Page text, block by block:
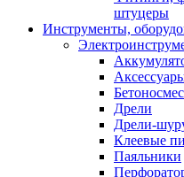
штуцеры
Инструменты,
Дрели
Дрели-
Клеевые
Паяльники